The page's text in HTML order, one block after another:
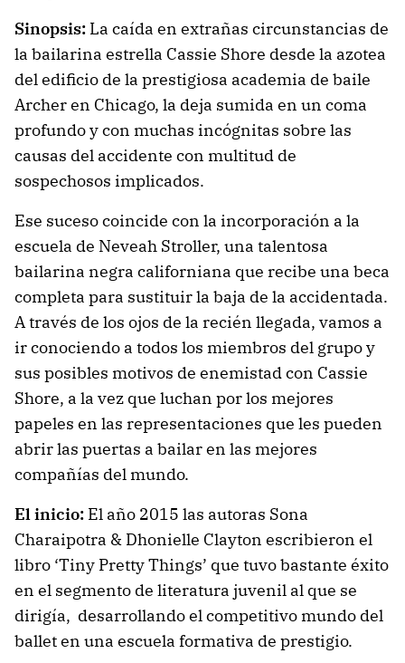
Sinopsis: La caída en extrañas circunstancias de
la bailarina estrella Cassie Shore desde la azotea
del edificio de la prestigiosa academia de baile
Archer en Chicago, la deja sumida en un coma
profundo y con muchas incógnitas sobre las
causas del accidente con multitud de
sospechosos implicados.
Ese suceso coincide con la incorporación a la
escuela de Neveah Stroller, una talentosa
bailarina negra californiana que recibe una beca
completa para sustituir la baja de la accidentada.
A través de los ojos de la recién llegada, vamos a
ir conociendo a todos los miembros del grupo y
sus posibles motivos de enemistad con Cassie
Shore, a la vez que luchan por los mejores
papeles en las representaciones que les pueden
abrir las puertas a bailar en las mejores
compañías del mundo.
El inicio: El año 2015 las autoras Sona
Charaipotra & Dhonielle Clayton escribieron el
libro ‘Tiny Pretty Things’ que tuvo bastante éxito
en el segmento de literatura juvenil al que se
dirigía, desarrollando el competitivo mundo del
ballet en una escuela formativa de prestigio.